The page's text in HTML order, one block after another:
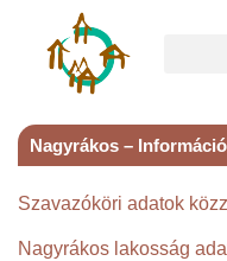
Nagyrákos –
Szavazóköri adatok
Nagyrákos lakosság